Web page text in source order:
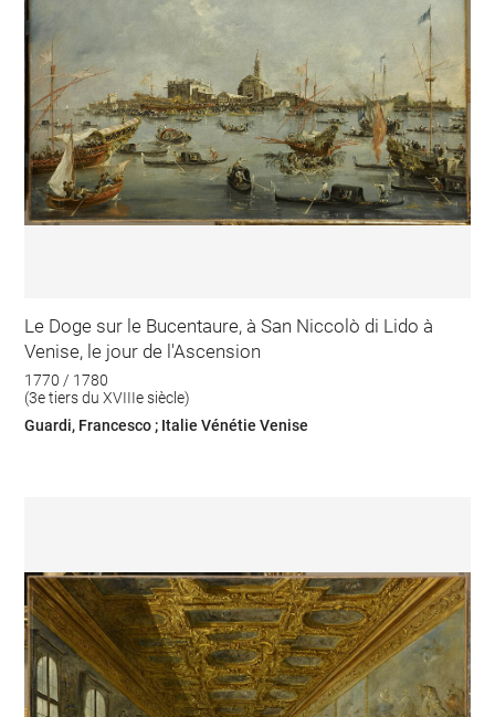
Le Doge sur le Bucentaure, à San Niccolò di Lido à
Venise, le jour de l'Ascension
1770 / 1780
(3e tiers du XVIIIe siècle)
Guardi, Francesco ; Italie Vénétie Venise